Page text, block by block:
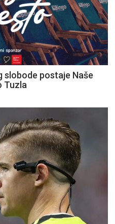
postaje Naše
Tuzla